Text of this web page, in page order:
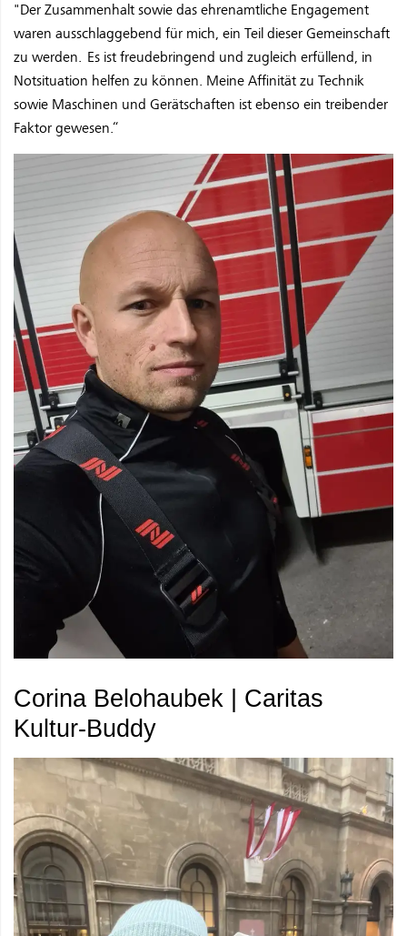
"Der Zusammenhalt sowie das ehrenamtliche Engagement
waren ausschlaggebend für mich, ein Teil dieser Gemeinschaft
zu werden. Es ist freudebringend und zugleich erfüllend, in
Notsituation helfen zu können. Meine Affinität zu Technik
sowie Maschinen und Gerätschaften ist ebenso ein treibender
Faktor gewesen.“
Corina Belohaubek | Caritas
Kultur-Buddy